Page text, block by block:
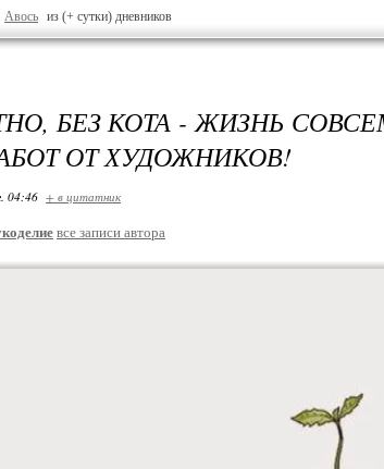
Авось из (+ сутки) дневников
БЕЗ КОТА - ЖИЗНЬ
ОТ ХУДОЖНИКОВ!
04:46 + в цитатник
все записи автора